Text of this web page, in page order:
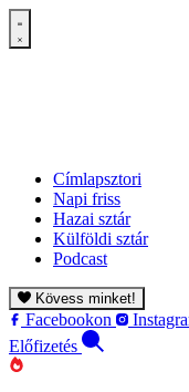
Címlapsztori
Napi friss
Hazai sztár
Külföldi sztár
Podcast
Kövess minket!
Facebookon
Előfizetés